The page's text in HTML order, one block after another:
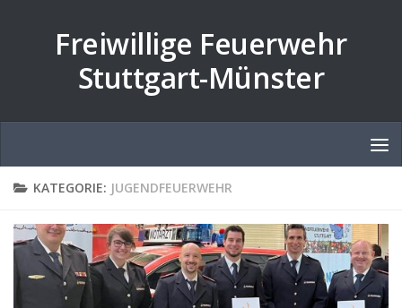
Freiwillige Feuerwehr
Stuttgart-Münster
KATEGORIE: JUGENDFEUERWEHR